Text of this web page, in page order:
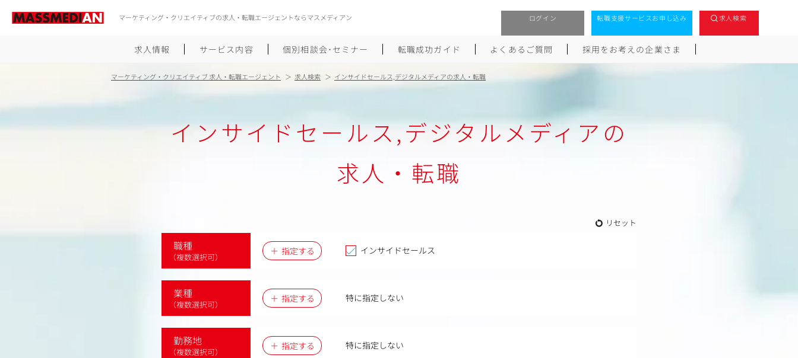
マーケティング・クリエイティブの求人・転職エージェントならマスメディアン ログイン 転職支援サービスお申し込み 求人検索
求人情報 サービス内容 個別相談会･セミナー 転職成功ガイド
履歴書のつくり方
ポートフォリオのつくり方
大手広告会社への転職
しゅふクリ･ママクリ転職
よくあるご質問 採用をお考えの企業さま
マーケティング・クリエイティブ 求人・転職エージェント 求人検索 インサイドセールス,デジタルメディアの求人・転職
インサイドセールス,デジタルメディアの
求人・転職
リセット
職種
（複数選択可）
指定する インサイドセールス
業種
（複数選択可）
指定する 特に指定しない
勤務地
（複数選択可）
指定する 特に指定しない